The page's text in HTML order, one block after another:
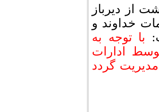
از دیرباز
خداوند و
با توجه به
ادارات
گردد